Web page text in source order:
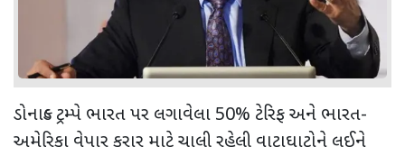
ડોનાલ્ડ ટ્રમ્પે ભારત પર લગાવેલા 50% ટેરિફ અને ભારત-
અમેરિકા વેપાર કરાર માટે ચાલી રહેલી વાટાઘાટોને લઈને